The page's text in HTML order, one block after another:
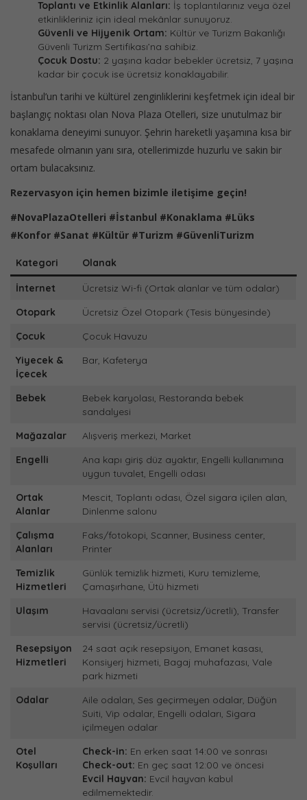
Toplantı ve Etkinlik Alanları: İş toplantılarınız veya özel
etkinlikleriniz için ideal mekânlar sunuyoruz.
Güvenli ve Hijyenik Ortam: Kültür ve Turizm Bakanlığı
Güvenli Turizm Sertifikası’na sahibiz.
Çocuk Dostu: 2 yaşına kadar bebekler ücretsiz, 7 yaşına
kadar bir çocuk ise ücretsiz konaklayabilir.
İstanbul’un tarihi ve kültürel zenginliklerini keşfetmek için ideal bir
başlangıç noktası olan Nova Plaza Otelleri, size unutulmaz bir
konaklama deneyimi sunuyor. Şehrin hareketli yaşamına kısa bir
mesafede olmanın yanı sıra, otellerimizde huzurlu ve sakin bir
ortam bulacaksınız.
Rezervasyon için hemen bizimle iletişime geçin!
#NovaPlazaOtelleri #İstanbul #Konaklama #Lüks
#Konfor #Sanat #Kültür #Turizm #GüvenliTurizm
Kategori Olanak
İnternet
Ücretsiz Wi-fi (Ortak alanlar ve tüm odalar)
Otopark
Ücretsiz Özel Otopark (Tesis bünyesinde)
Çocuk
Çocuk Havuzu
Yiyecek &
İçecek
Bar, Kafeterya
Bebek
Bebek karyolası, Restoranda bebek
sandalyesi
Mağazalar
Alışveriş merkezi, Market
Engelli
Ana kapı giriş düz ayaktır, Engelli kullanımına
uygun tuvalet, Engelli odası
Ortak
Alanlar
Mescit, Toplantı odası, Özel sigara içilen alan,
Dinlenme salonu
Çalışma
Alanları
Faks/fotokopi, Scanner, Business center,
Printer
Temizlik
Hizmetleri
Günlük temizlik hizmeti, Kuru temizleme,
Çamaşırhane, Ütü hizmeti
Ulaşım
Havaalanı servisi (ücretsiz/ücretli), Transfer
servisi (ücretsiz/ücretli)
Resepsiyon
Hizmetleri
24 saat açık resepsiyon, Emanet kasası,
Konsiyerj hizmeti, Bagaj muhafazası, Vale
park hizmeti
Odalar
Aile odaları, Ses geçirmeyen odalar, Düğün
Suiti, Vip odalar, Engelli odaları, Sigara
içilmeyen odalar
Otel
Koşulları
Check-in: En erken saat 14:00 ve sonrası
Check-out: En geç saat 12:00 ve öncesi
Evcil Hayvan: Evcil hayvan kabul
edilmemektedir.